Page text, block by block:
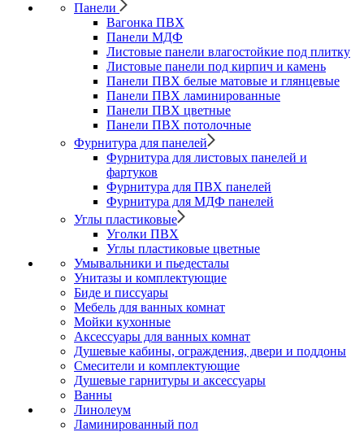
Панели
Вагонка ПВХ
Панели МДФ
Листовые панели влагостойкие под плитку
Листовые панели под кирпич и камень
Панели ПВХ белые матовые и глянцевые
Панели ПВХ ламинированные
Панели ПВХ цветные
Панели ПВХ потолочные
Фурнитура для панелей
Фурнитура для листовых панелей и
фартуков
Фурнитура для ПВХ панелей
Фурнитура для МДФ панелей
Углы пластиковые
Уголки ПВХ
Углы пластиковые цветные
Умывальники и пьедесталы
Унитазы и комплектующие
Биде и писсуары
Мебель для ванных комнат
Мойки кухонные
Аксессуары для ванных комнат
Душевые кабины, ограждения, двери и поддоны
Смесители и комплектующие
Душевые гарнитуры и аксессуары
Ванны
Линолеум
Ламинированный пол